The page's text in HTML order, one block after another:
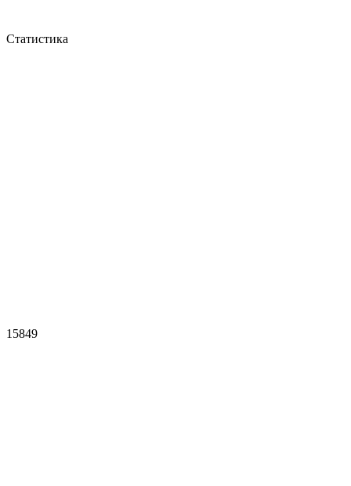
Статистика
15849